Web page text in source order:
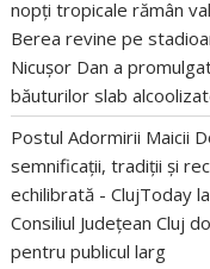
nopți tropicale rămân
Berea revine pe
Nicușor Dan a
băuturilor slab
Postul Adormirii Maicii
semnificații, tradiții și
echilibrată - ClujToday
Consiliul Județean Cluj
pentru publicul larg